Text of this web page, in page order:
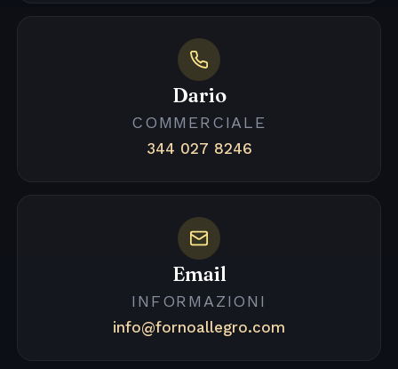
Dario
COMMERCIALE
344 027 8246
Email
INFORMAZIONI
info@fornoallegro.com